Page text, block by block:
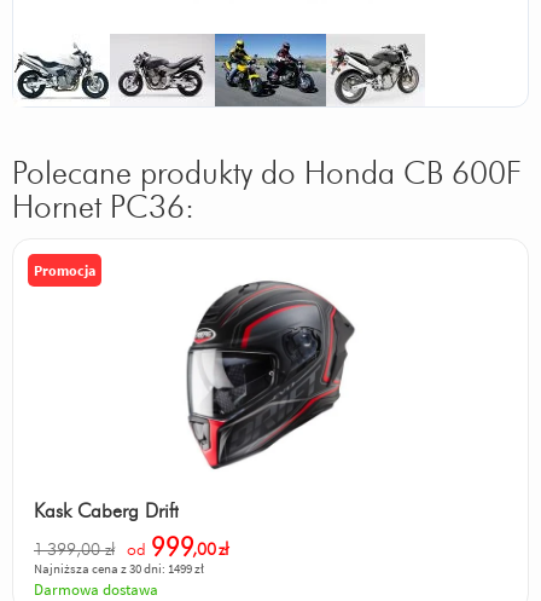
Polecane produkty do Honda CB 600F
Hornet PC36:
Promocja
Kask Caberg Drift
1 399,00 zł od 999,00zł
Najniższa cena z 30 dni: 1499 zł
Darmowa dostawa